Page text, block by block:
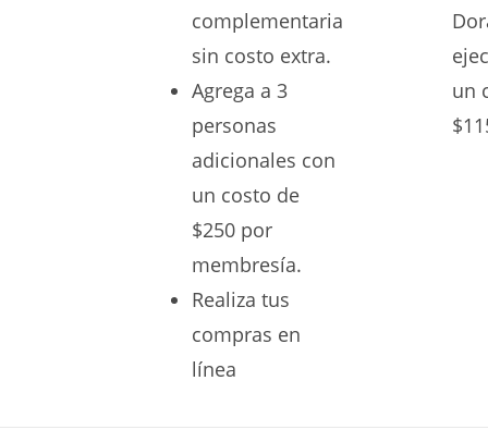
complementaria
sin costo extra.
Agrega a 3
personas
adicionales con
un costo de
$250 por
membresía.
Realiza tus
compras en
línea
un